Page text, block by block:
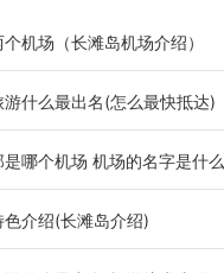
机场（长滩岛机场介绍）
什么最出名(怎么最快抵达)
哪个机场 机场的名字是什么
介绍(长滩岛介绍)